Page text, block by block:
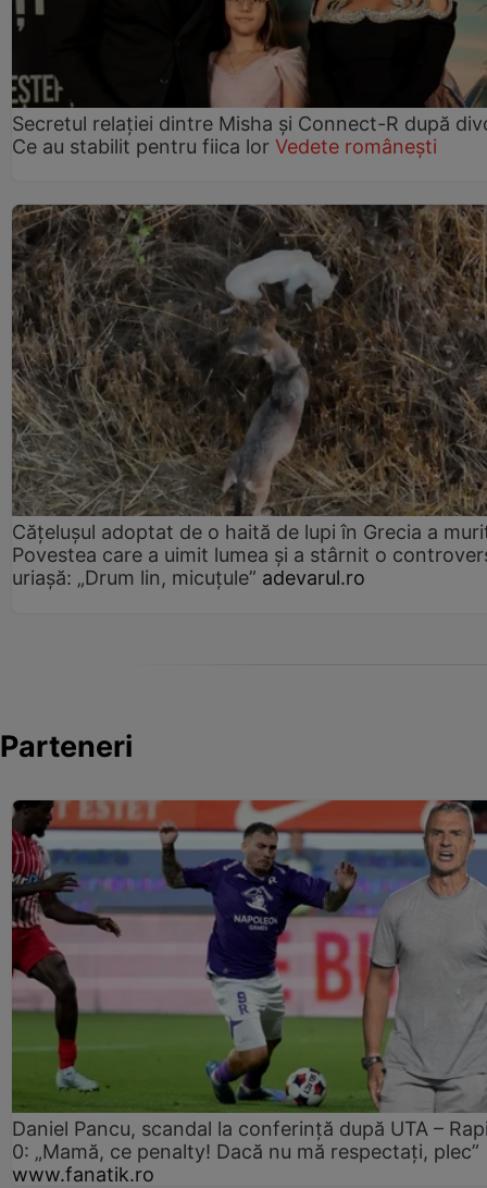
Secretul relației dintre Misha și Connect-R după
Ce au stabilit pentru fiica lor Vedete românești
Cățelușul adoptat de o haită de lupi în Grecia a
Povestea care a uimit lumea și a stârnit o
uriașă: „Drum lin, micuțule” adevarul.ro
Parteneri
Daniel Pancu, scandal la conferință după UTA –
0: „Mamă, ce penalty! Dacă nu mă respectați, plec”
www.fanatik.ro